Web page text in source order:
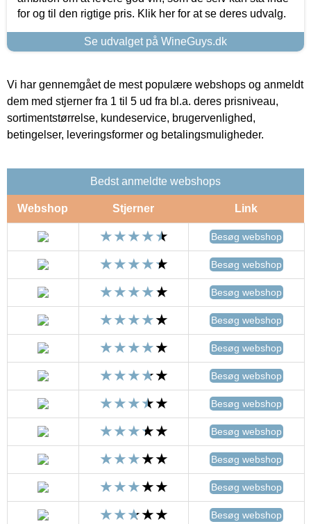
for og til den rigtige pris. Klik her for at se deres udvalg.
Se udvalget på WineGuys.dk
Vi har gennemgået de mest populære webshops og anmeldt
dem med stjerner fra 1 til 5 ud fra bl.a. deres prisniveau,
sortimentstørrelse, kundeservice, brugervenlighed,
betingelser, leveringsformer og betalingsmuligheder.
Bedst anmeldte webshops
Webshop Stjerner Link
Besøg webshop
Besøg webshop
Besøg webshop
Besøg webshop
Besøg webshop
Besøg webshop
Besøg webshop
Besøg webshop
Besøg webshop
Besøg webshop
Besøg webshop